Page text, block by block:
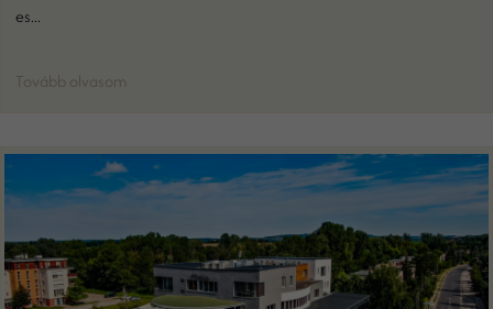
es...
Tovább olvasom